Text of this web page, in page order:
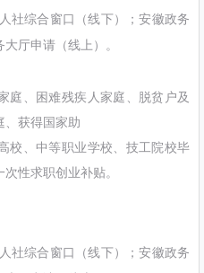
社综合窗口（线下）；安徽政务
厅申请（线上）。
、困难残疾人家庭、脱贫户及
、获得国家助
校、中等职业学校、技工院校毕
性求职创业补贴。
社综合窗口（线下）；安徽政务